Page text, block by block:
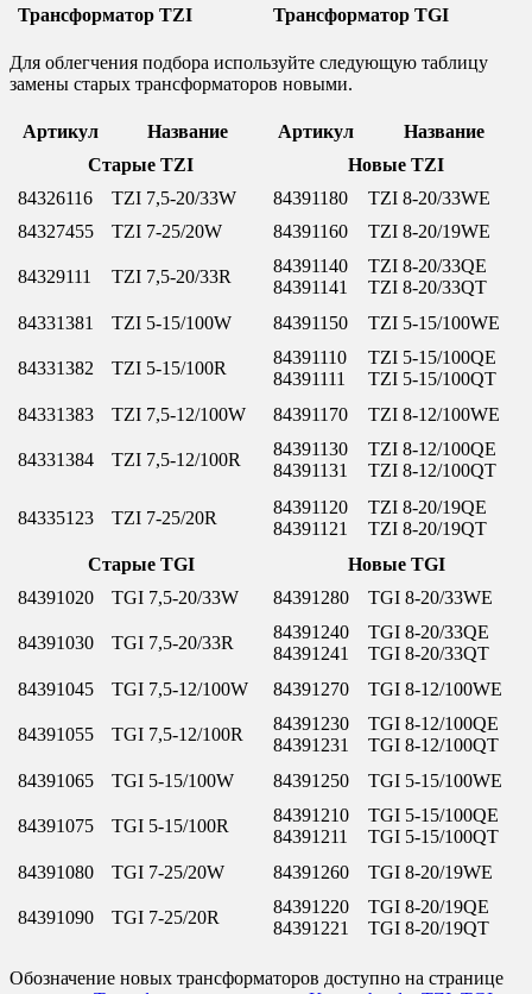
Трансформатор TZI Трансформатор TGI
Для облегчения подбора используйте следующую таблицу
замены старых трансформаторов новыми.
Артикул Название Артикул
Название
Старые TZI
Новые TZI
84326116
TZI 7,5-20/33W 84391180
TZI 8-20/33WE
84327455
TZI 7-25/20W 84391160 TZI 8-20/19WE
84329111 TZI 7,5-20/33R
84391140
84391141
TZI 8-20/33QE
TZI 8-20/33QT
84331381
TZI 5-15/100W 84391150 TZI 5-15/100WE
84331382 TZI 5-15/100R
84391110
84391111
TZI 5-15/100QE
TZI 5-15/100QT
84331383
TZI 7,5-12/100W 84391170 TZI 8-12/100WE
84331384 TZI 7,5-12/100R
84391130
84391131
TZI 8-12/100QE
TZI 8-12/100QT
84335123 TZI 7-25/20R
84391120
84391121
TZI 8-20/19QE
TZI 8-20/19QT
Старые TGI
Новые TGI
84391020
TGI 7,5-20/33W 84391280 TGI 8-20/33WE
84391030 TGI 7,5-20/33R
84391240
84391241
TGI 8-20/33QE
TGI 8-20/33QT
84391045
TGI 7,5-12/100W 84391270 TGI 8-12/100WE
84391055 TGI 7,5-12/100R
84391230
84391231
TGI 8-12/100QE
TGI 8-12/100QT
84391065
TGI 5-15/100W 84391250 TGI 5-15/100WE
84391075 TGI 5-15/100R
84391210
84391211
TGI 5-15/100QE
TGI 5-15/100QT
84391080
TGI 7-25/20W 84391260 TGI 8-20/19WE
84391090 TGI 7-25/20R
84391220
84391221
TGI 8-20/19QE
TGI 8-20/19QT
Обозначение новых трансформаторов доступно на странице